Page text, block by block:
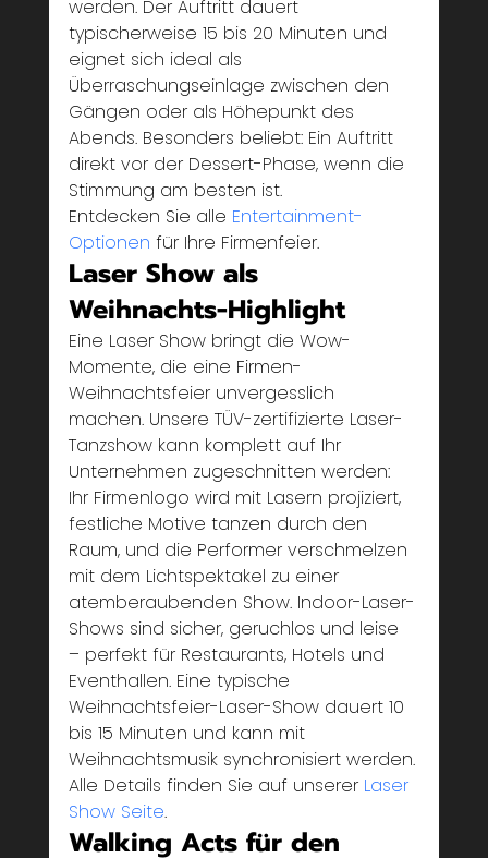
werden. Der Auftritt dauert
typischerweise 15 bis 20 Minuten und
eignet sich ideal als
Überraschungseinlage zwischen den
Gängen oder als Höhepunkt des
Abends. Besonders beliebt: Ein Auftritt
direkt vor der Dessert-Phase, wenn die
Stimmung am besten ist.
Entdecken Sie alle Entertainment-
Optionen für Ihre Firmenfeier.
Laser Show als
Weihnachts-Highlight
Eine Laser Show bringt die Wow-
Momente, die eine Firmen-
Weihnachtsfeier unvergesslich
machen. Unsere TÜV-zertifizierte Laser-
Tanzshow kann komplett auf Ihr
Unternehmen zugeschnitten werden:
Ihr Firmenlogo wird mit Lasern projiziert,
festliche Motive tanzen durch den
Raum, und die Performer verschmelzen
mit dem Lichtspektakel zu einer
atemberaubenden Show. Indoor-Laser-
Shows sind sicher, geruchlos und leise
– perfekt für Restaurants, Hotels und
Eventhallen. Eine typische
Weihnachtsfeier-Laser-Show dauert 10
bis 15 Minuten und kann mit
Weihnachtsmusik synchronisiert werden.
Alle Details finden Sie auf unserer Laser
Show Seite.
Walking Acts für den